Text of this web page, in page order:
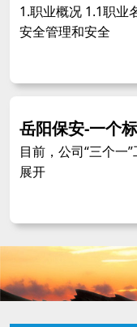
1.职业概况 1.1职业
安全管理和安全
岳阳保安-一个
目前，公司“三个一
展开